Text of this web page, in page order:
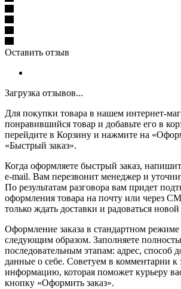
Оставить отзыв
Загрузка отзывов...
Для покупки товара в нашем интернет-
понравившийся товар и добавьте его в
перейдите в Корзину и нажмите на
«Быстрый заказ».
Когда оформляете быстрый заказ,
e-mail. Вам перезвонит менеджер и
По результатам разговора вам придет
оформления товара на почту или через
только ждать доставки и радоваться
Оформление заказа в стандартном
следующим образом. Заполняете
последовательным этапам: адрес, способ
данные о себе. Советуем в комментарии к
информацию, которая поможет курьеру
кнопку «Оформить заказ».